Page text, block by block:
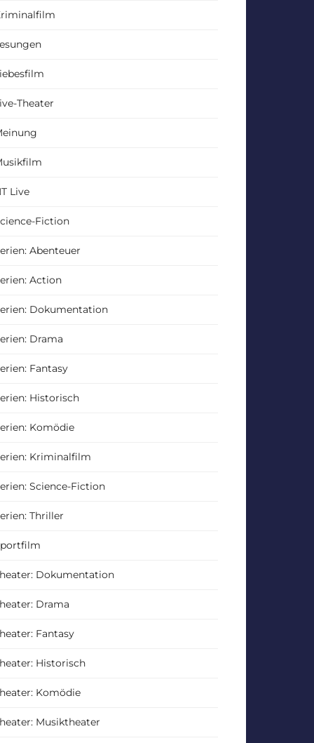
Theater
Live
Fiction
Abenteuer
Action
Dokumentation
Drama
Fantasy
Historisch
Komödie
Kriminalfilm
Science-Fiction
Thriller
Dokumentation
Drama
Fantasy
Historisch
Komödie
Musiktheater